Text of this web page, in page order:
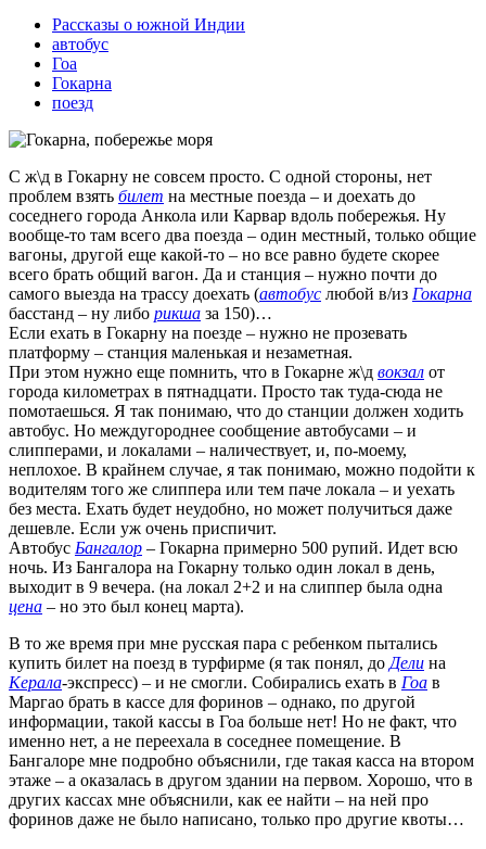
Рассказы о южной Индии
автобус
Гоа
Гокарна
поезд
С ж\д в Гокарну не совсем просто. С одной стороны, нет
проблем взять билет на местные поезда – и доехать до
соседнего города Анкола или Карвар вдоль побережья. Ну
вообще-то там всего два поезда – один местный, только общие
вагоны, другой еще какой-то – но все равно будете скорее
всего брать общий вагон. Да и станция – нужно почти до
самого выезда на трассу доехать (автобус любой в/из Гокарна
басстанд – ну либо рикша за 150)…
Если ехать в Гокарну на поезде – нужно не прозевать
платформу – станция маленькая и незаметная.
При этом нужно еще помнить, что в Гокарне ж\д вокзал от
города километрах в пятнадцати. Просто так туда-сюда не
помотаешься. Я так понимаю, что до станции должен ходить
автобус. Но междугороднее сообщение автобусами – и
слипперами, и локалами – наличествует, и, по-моему,
неплохое. В крайнем случае, я так понимаю, можно подойти к
водителям того же слиппера или тем паче локала – и уехать
без места. Ехать будет неудобно, но может получиться даже
дешевле. Если уж очень приспичит.
Автобус Бангалор – Гокарна примерно 500 рупий. Идет всю
ночь. Из Бангалора на Гокарну только один локал в день,
выходит в 9 вечера. (на локал 2+2 и на слиппер была одна
цена – но это был конец марта).
В то же время при мне русская пара с ребенком пытались
купить билет на поезд в турфирме (я так понял, доДели на
Керала-экспресс) – и не смогли. Собирались ехать в Гоа в
Маргао брать в кассе для форинов – однако, по другой
информации, такой кассы в Гоа больше нет! Но не факт, что
именно нет, а не переехала в соседнее помещение. В
Бангалоре мне подробно объяснили, где такая касса на втором
этаже – а оказалась в другом здании на первом. Хорошо, что в
других кассах мне объяснили, как ее найти – на ней про
форинов даже не было написано, только про другие квоты…